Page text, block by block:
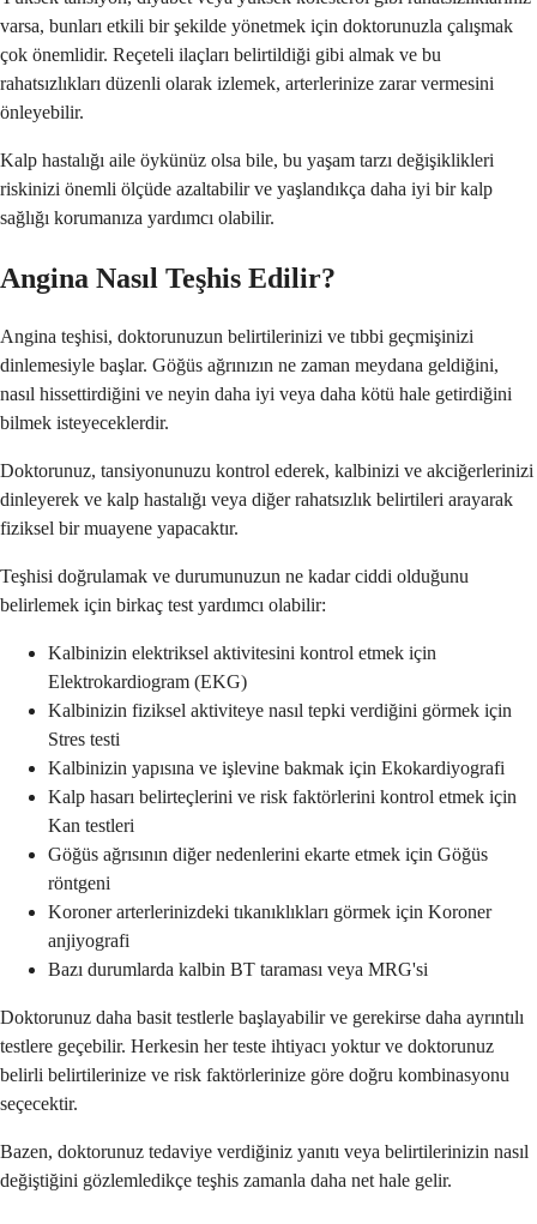
varsa, bunları etkili bir şekilde yönetmek için doktorunuzla çalışmak
çok önemlidir. Reçeteli ilaçları belirtildiği gibi almak ve bu
rahatsızlıkları düzenli olarak izlemek, arterlerinize zarar vermesini
önleyebilir.
Kalp hastalığı aile öykünüz olsa bile, bu yaşam tarzı değişiklikleri
riskinizi önemli ölçüde azaltabilir ve yaşlandıkça daha iyi bir kalp
sağlığı korumanıza yardımcı olabilir.
Angina Nasıl Teşhis Edilir?
Angina teşhisi, doktorunuzun belirtilerinizi ve tıbbi geçmişinizi
dinlemesiyle başlar. Göğüs ağrınızın ne zaman meydana geldiğini,
nasıl hissettirdiğini ve neyin daha iyi veya daha kötü hale getirdiğini
bilmek isteyeceklerdir.
Doktorunuz, tansiyonunuzu kontrol ederek, kalbinizi ve akciğerlerinizi
dinleyerek ve kalp hastalığı veya diğer rahatsızlık belirtileri arayarak
fiziksel bir muayene yapacaktır.
Teşhisi doğrulamak ve durumunuzun ne kadar ciddi olduğunu
belirlemek için birkaç test yardımcı olabilir:
Kalbinizin elektriksel aktivitesini kontrol etmek için
Elektrokardiogram (EKG)
Kalbinizin fiziksel aktiviteye nasıl tepki verdiğini görmek için
Stres testi
Kalbinizin yapısına ve işlevine bakmak için Ekokardiyografi
Kalp hasarı belirteçlerini ve risk faktörlerini kontrol etmek için
Kan testleri
Göğüs ağrısının diğer nedenlerini ekarte etmek için Göğüs
röntgeni
Koroner arterlerinizdeki tıkanıklıkları görmek için Koroner
anjiyografi
Bazı durumlarda kalbin BT taraması veya MRG'si
Doktorunuz daha basit testlerle başlayabilir ve gerekirse daha ayrıntılı
testlere geçebilir. Herkesin her teste ihtiyacı yoktur ve doktorunuz
belirli belirtilerinize ve risk faktörlerinize göre doğru kombinasyonu
seçecektir.
Bazen, doktorunuz tedaviye verdiğiniz yanıtı veya belirtilerinizin nasıl
değiştiğini gözlemledikçe teşhis zamanla daha net hale gelir.